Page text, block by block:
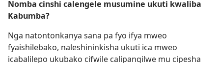
Nomba cinshi calengele musumine ukuti kwaliba
Kabumba?
Nga natontonkanya sana pa fyo ifya mweo
fyaishilebako, naleshininkisha ukuti ica mweo
icabalilepo ukubako cifwile calipangilwe mu cipesha